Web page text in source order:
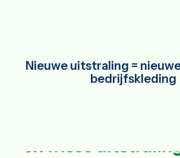
Nieuwe uitstraling =
bedrijfskleding